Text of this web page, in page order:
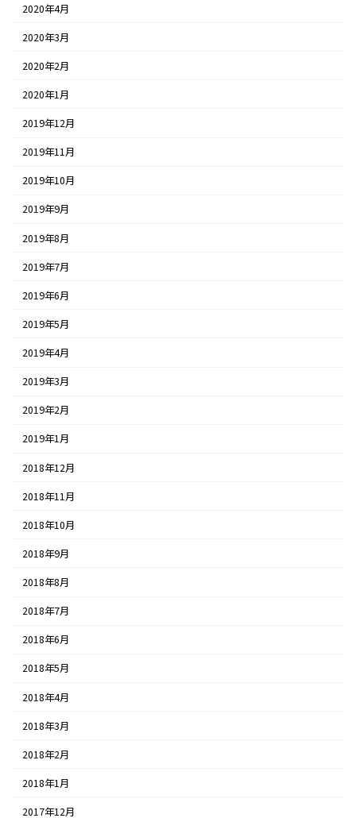
2020年4月
2020年3月
2020年2月
2020年1月
2019年12月
2019年11月
2019年10月
2019年9月
2019年8月
2019年7月
2019年6月
2019年5月
2019年4月
2019年3月
2019年2月
2019年1月
2018年12月
2018年11月
2018年10月
2018年9月
2018年8月
2018年7月
2018年6月
2018年5月
2018年4月
2018年3月
2018年2月
2018年1月
2017年12月